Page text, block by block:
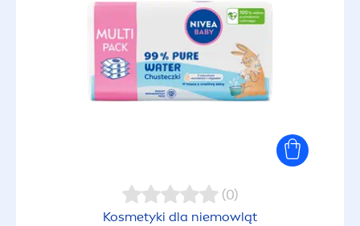
(0)
Kosmetyki dla niemowląt